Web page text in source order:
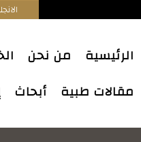
الرئيسية من نحن
مقالات طبية
أبحاث